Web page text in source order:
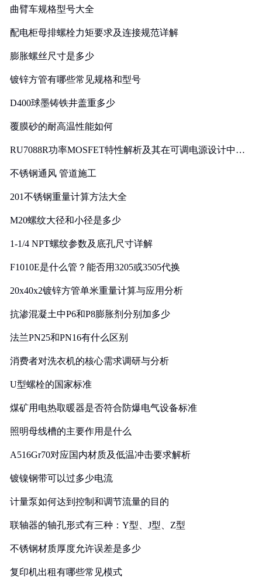
曲臂车规格型号大全
配电柜母排螺栓力矩要求及连接规范详解
膨胀螺丝尺寸是多少
镀锌方管有哪些常见规格和型号
D400球墨铸铁井盖重多少
覆膜砂的耐高温性能如何
RU7088R功率MOSFET特性解析及其在可调电源设计中的
不锈钢通风 管道施工
201不锈钢重量计算方法大全
M20螺纹大径和小径是多少
1-1/4 NPT螺纹参数及底孔尺寸详解
F1010E是什么管？能否用3205或3505代换
20x40x2镀锌方管单米重量计算与应用分析
抗渗混凝土中P6和P8膨胀剂分别加多少
法兰PN25和PN16有什么区别
消费者对洗衣机的核心需求调研与分析
U型螺栓的国家标准
煤矿用电热取暖器是否符合防爆电气设备标准
照明母线槽的主要作用是什么
A516Gr70对应国内材质及低温冲击要求解析
镀镍钢带可以过多少电流
计量泵如何达到控制和调节流量的目的
联轴器的轴孔形式有三种：Y型、J型、Z型
不锈钢材质厚度允许误差是多少
复印机出租有哪些常见模式